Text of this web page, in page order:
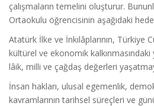
çalışmaların temelini oluşturur.
Ortaokulu öğrencisinin aşağıdaki
Atatürk İlke ve İnkılâplarının, Türkiye
kültürel ve ekonomik
lâik, milli ve çağdaş değerleri
İnsan hakları, ulusal egemenlik,
kavramlarının tarihsel süreçleri ve